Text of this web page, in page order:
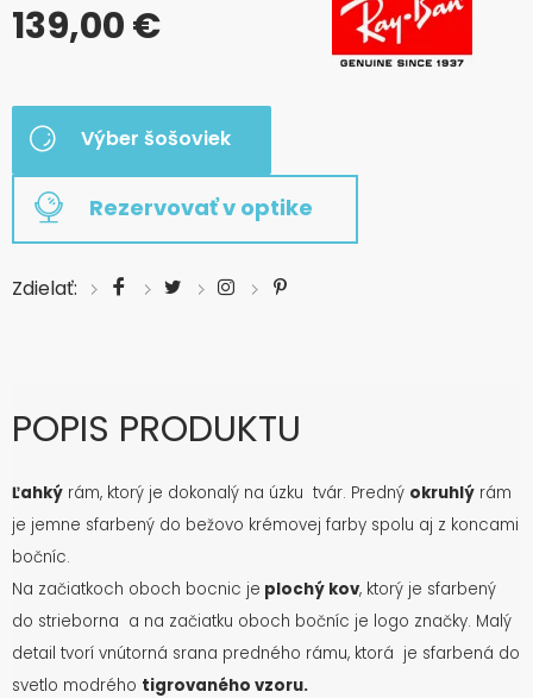
139,00 €
Výber šošoviek
Rezervovať v optike
Zdielať:
POPIS PRODUKTU
Ľahký rám, ktorý je dokonalý na úzku tvár. Predný okruhlý rám
je jemne sfarbený do bežovo krémovej farby spolu aj z koncami
bočníc.
Na začiatkoch oboch bocnic je plochý kov, ktorý je sfarbený
do strieborna a na začiatku oboch bočníc je logo značky. Malý
detail tvorí vnútorná srana predného rámu, ktorá je sfarbená do
svetlo modrého tigrovaného vzoru.